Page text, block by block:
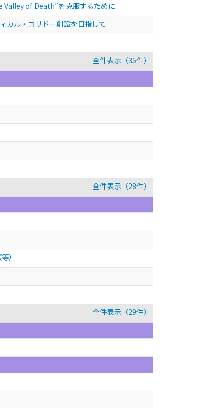
Valley of Death”を克服するために—
カル・コリドー創設を目指して—
全件表示（35件）
全件表示（28件）
）
全件表示（29件）